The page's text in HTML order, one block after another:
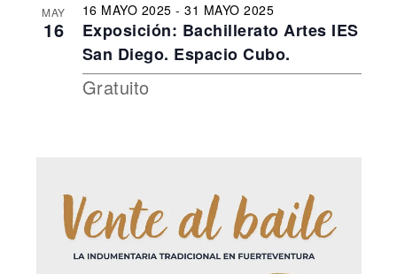
MAY
16
16 MAYO 2025 - 31 MAYO 2025
Exposición: Bachillerato Artes IES
San Diego. Espacio Cubo.
Gratuito